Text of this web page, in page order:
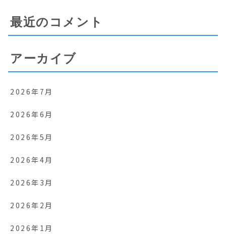
最近のコメント
アーカイブ
2026年7月
2026年6月
2026年5月
2026年4月
2026年3月
2026年2月
2026年1月